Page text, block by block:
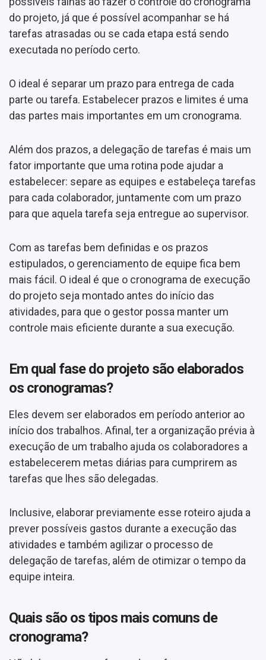
do projeto, já que é possível acompanhar se há
tarefas atrasadas ou se cada etapa está sendo
executada no período certo.
O ideal é separar um prazo para entrega de cada
parte ou tarefa. Estabelecer prazos e limites é uma
das partes mais importantes em um cronograma.
Além dos prazos, a delegação de tarefas é mais um
fator importante que uma rotina pode ajudar a
estabelecer: separe as equipes e estabeleça tarefas
para cada colaborador, juntamente com um prazo
para que aquela tarefa seja entregue ao supervisor.
Com as tarefas bem definidas e os prazos
estipulados, o gerenciamento de equipe fica bem
mais fácil. O ideal é que o cronograma de execução
do projeto seja montado antes do início das
atividades, para que o gestor possa manter um
controle mais eficiente durante a sua execução.
Em qual fase do projeto são elaborados
os cronogramas?
Eles devem ser elaborados em período anterior ao
início dos trabalhos. Afinal, ter a organização prévia à
execução de um trabalho ajuda os colaboradores a
estabelecerem metas diárias para cumprirem as
tarefas que lhes são delegadas.
Inclusive, elaborar previamente esse roteiro ajuda a
prever possíveis gastos durante a execução das
atividades e também agilizar o processo de
delegação de tarefas, além de otimizar o tempo da
equipe inteira.
Quais são os tipos mais comuns de
cronograma?